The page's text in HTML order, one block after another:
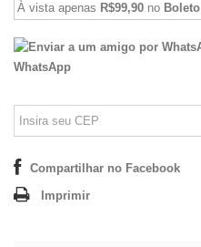
À vista apenas R$99,90 no Boleto
WhatsApp
Compartilhar no Facebook
Imprimir